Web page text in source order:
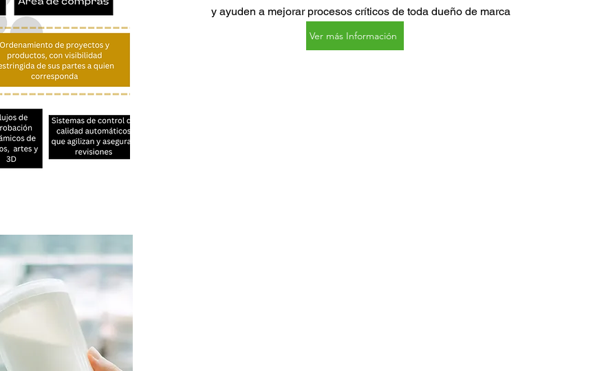
y ayuden a mejorar procesos críticos de toda dueño de marca
Ver más Información